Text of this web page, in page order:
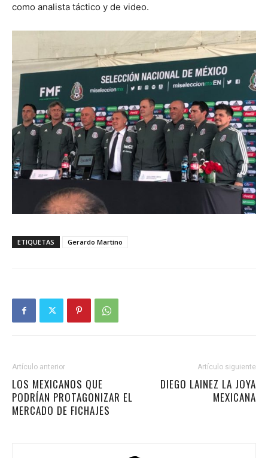
como analista táctico y de video.
ETIQUETAS Gerardo Martino
Artículo anterior
LOS MEXICANOS QUE
PODRÍAN PROTAGONIZAR EL
MERCADO DE FICHAJES
Artículo siguiente
DIEGO LAINEZ LA JOYA
MEXICANA